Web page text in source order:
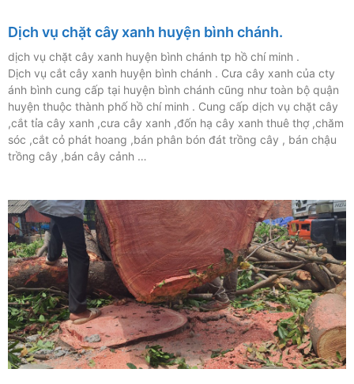
Dịch vụ chặt cây xanh huyện bình chánh.
dịch vụ chặt cây xanh huyện bình chánh tp hồ chí minh .
Dịch vụ cắt cây xanh huyện bình chánh . Cưa cây xanh của cty
ánh bình cung cấp tại huyện bình chánh cũng như toàn bộ quận
huyện thuộc thành phố hồ chí minh . Cung cấp dịch vụ chặt cây
,cắt tỉa cây xanh ,cưa cây xanh ,đốn hạ cây xanh thuê thợ ,chăm
sóc ,cắt cỏ phát hoang ,bán phân bón đát trồng cây , bán chậu
trồng cây ,bán cây cảnh …